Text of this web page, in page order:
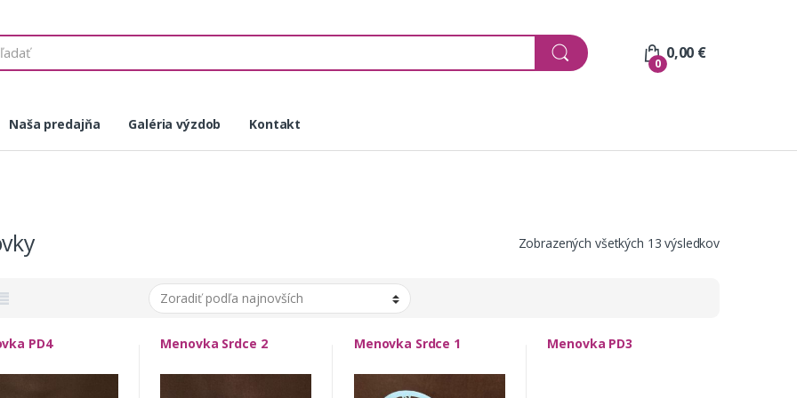
0
0,00 €
Naša predajňa Galéria výzdob Kontakt
Zobrazených všetkých 13 výsledkov
PD4 Menovka Srdce 2 Menovka Srdce 1 Menovka PD3